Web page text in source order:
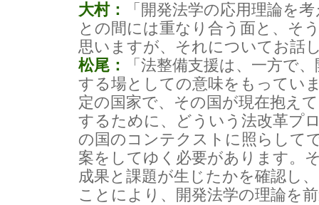
大村：
「開発法学の応用理論を
との間には重なり合う面と、そ
思いますが、それについてお話
松尾：
「法整備支援は、一方で
する場としての意味をもってい
定の国家で、その国が現在抱え
するために、どういう法改革プ
の国のコンテクストに照らして
案をしてゆく必要があります。
成果と課題が生じたかを確認し
ことにより、開発法学の理論を